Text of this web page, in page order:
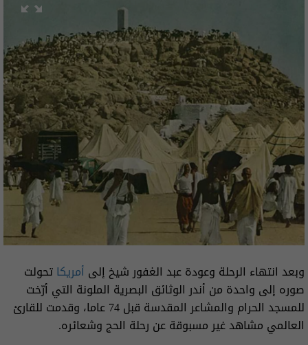
وبعد انتهاء الرحلة وعودة عبد الغفور شيخ إلى أمريكاتحولت
صوره إلى واحدة من أندر الوثائق البصرية الملونة التي أرّخت
للمسجد الحرام والمشاعر المقدسة قبل 74 عاما، وقدمت للقارئ
العالمي مشاهد غير مسبوقة عن رحلة الحج وشعائره.